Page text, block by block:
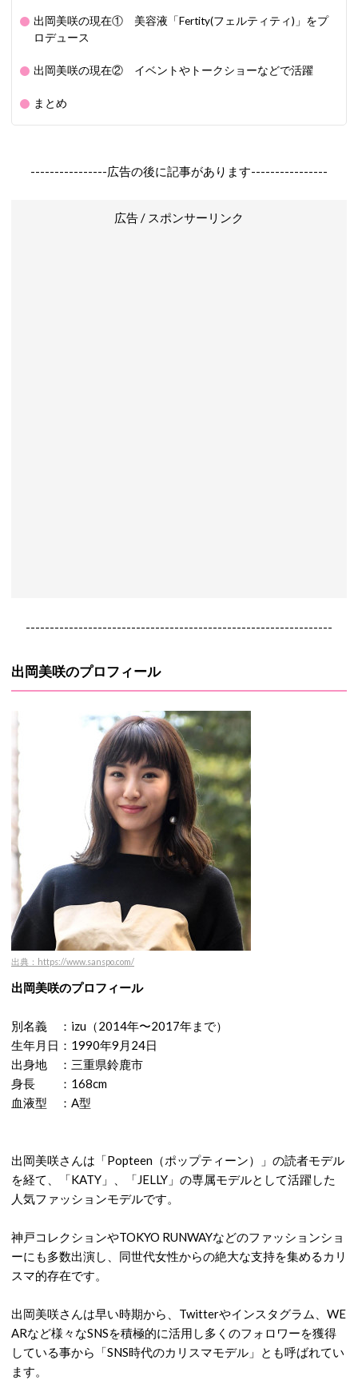
出岡美咲の現在① 美容液「Fertity(フェルティティ)」をプ
ロデュース
出岡美咲の現在② イベントやトークショーなどで活躍
まとめ
----------------広告の後に記事があります----------------
広告 / スポンサーリンク
----------------------------------------------------------------
出岡美咲のプロフィール
出典：https://www.sanspo.com/
出岡美咲のプロフィール
別名義 ：izu（2014年〜2017年まで）
生年月日：1990年9月24日
出身地 ：三重県鈴鹿市
身長 ：168cm
血液型 ：A型
出岡美咲さんは「Popteen（ポップティーン）」の読者モデル
を経て、「KATY」、「JELLY」の専属モデルとして活躍した
人気ファッションモデルです。
神戸コレクションやTOKYO RUNWAYなどのファッションショ
ーにも多数出演し、同世代女性からの絶大な支持を集めるカリ
スマ的存在です。
出岡美咲さんは早い時期から、Twitterやインスタグラム、WE
ARなど様々なSNSを積極的に活用し多くのフォロワーを獲得
している事から「SNS時代のカリスマモデル」とも呼ばれてい
ます。